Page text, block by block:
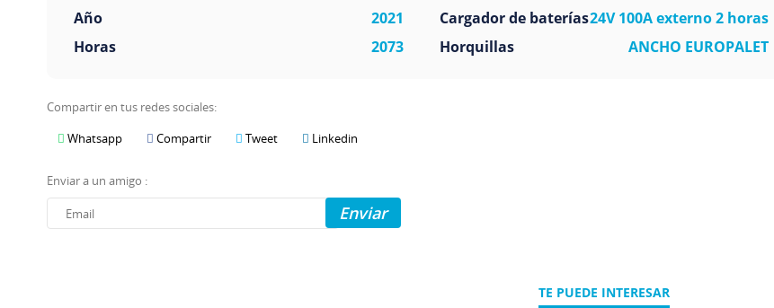
Año
2021
Horas
2073
Cargador de baterías24V 100A externo 2 horas
Horquillas
ANCHO EUROPALET
Compartir en tus redes sociales:
Whatsapp
Compartir Tweet Linkedin
Enviar a un amigo :
Enviar
TE PUEDE INTERESAR